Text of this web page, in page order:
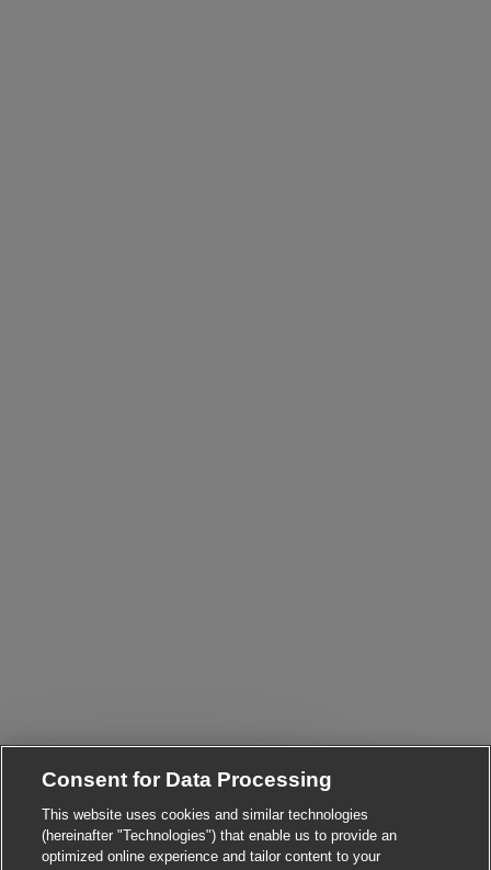
Consent for Data Processing
This website uses cookies and similar technologies
(hereinafter "Technologies") that enable us to provide an
optimized online experience and tailor content to your
I'm interested Find similar jobs